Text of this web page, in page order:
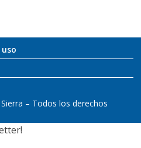
– Todos los derechos